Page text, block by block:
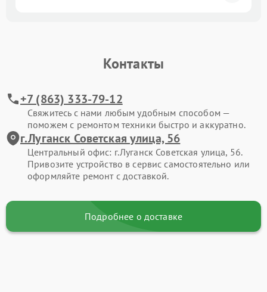
Контакты
+7 (863) 333-79-12
Свяжитесь с нами любым удобным способом —
поможем с ремонтом техники быстро и аккуратно.
г.Луганск Советская улица, 56
Центральный офис: г.Луганск Советская улица, 56.
Привозите устройство в сервис самостоятельно или
оформляйте ремонт с доставкой.
Подробнее о доставке